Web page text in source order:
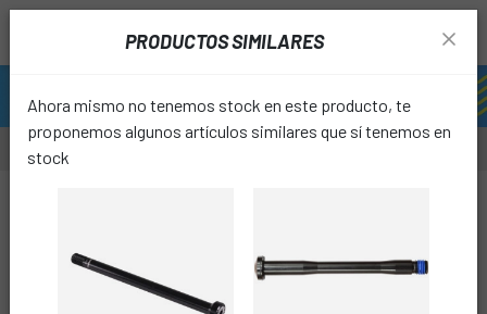
PRODUCTOS SIMILARES
Ahora mismo no tenemos stock en este producto, te
proponemos algunos artículos similares que sí tenemos en
stock